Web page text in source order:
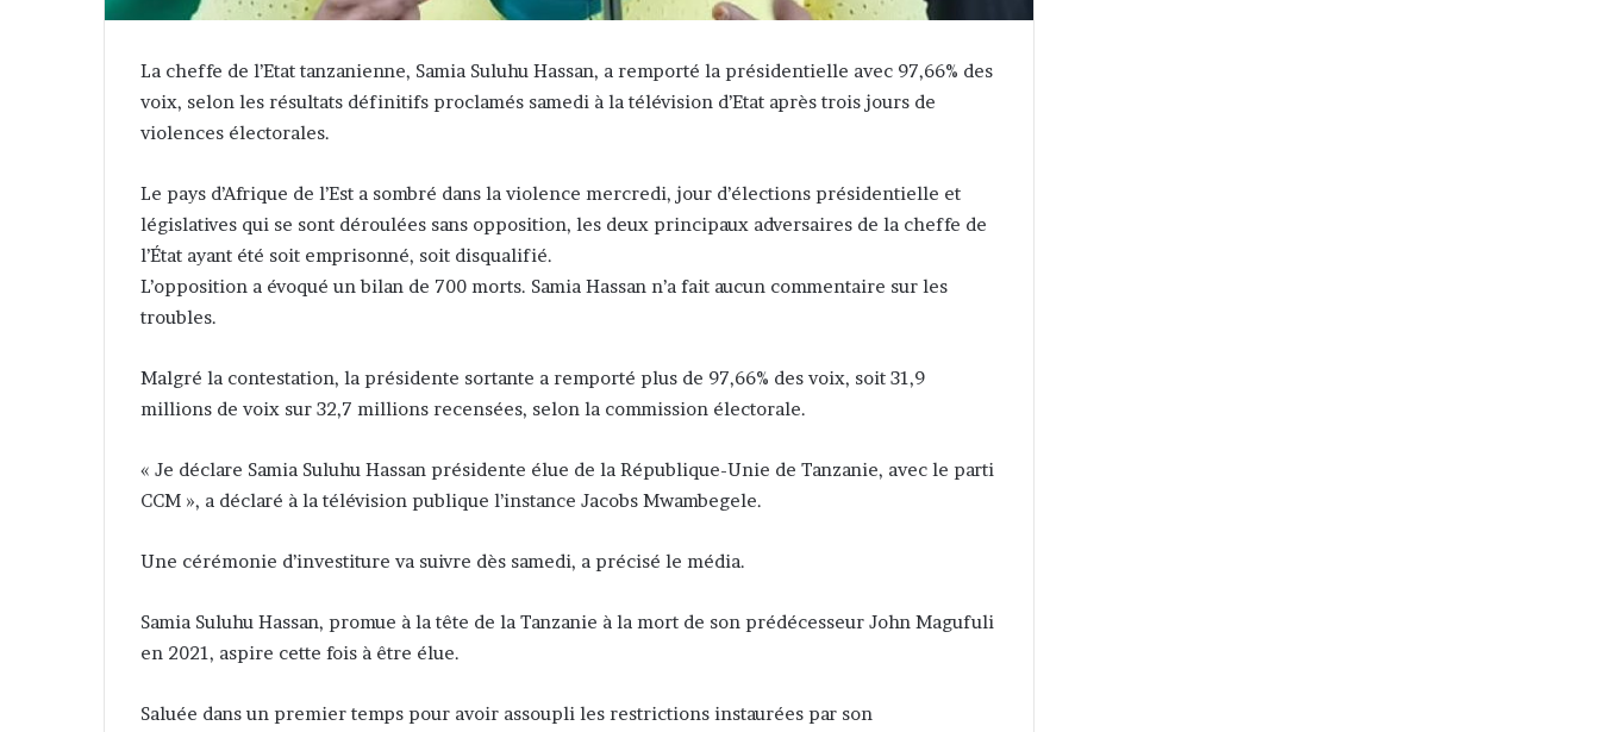
La cheffe de l’Etat tanzanienne, Samia Suluhu Hassan, a remporté la présidentielle avec 97,66% des
voix, selon les résultats définitifs proclamés samedi à la télévision d’Etat après trois jours de
violences électorales.
Le pays d’Afrique de l’Est a sombré dans la violence mercredi, jour d’élections présidentielle et
législatives qui se sont déroulées sans opposition, les deux principaux adversaires de la cheffe de
l’État ayant été soit emprisonné, soit disqualifié.
L’opposition a évoqué un bilan de 700 morts. Samia Hassan n’a fait aucun commentaire sur les
troubles.
Malgré la contestation, la présidente sortante a remporté plus de 97,66% des voix, soit 31,9
millions de voix sur 32,7 millions recensées, selon la commission électorale.
« Je déclare Samia Suluhu Hassan présidente élue de la République-Unie de Tanzanie, avec le parti
CCM », a déclaré à la télévision publique l’instance Jacobs Mwambegele.
Une cérémonie d’investiture va suivre dès samedi, a précisé le média.
Samia Suluhu Hassan, promue à la tête de la Tanzanie à la mort de son prédécesseur John Magufuli
en 2021, aspire cette fois à être élue.
Saluée dans un premier temps pour avoir assoupli les restrictions instaurées par son